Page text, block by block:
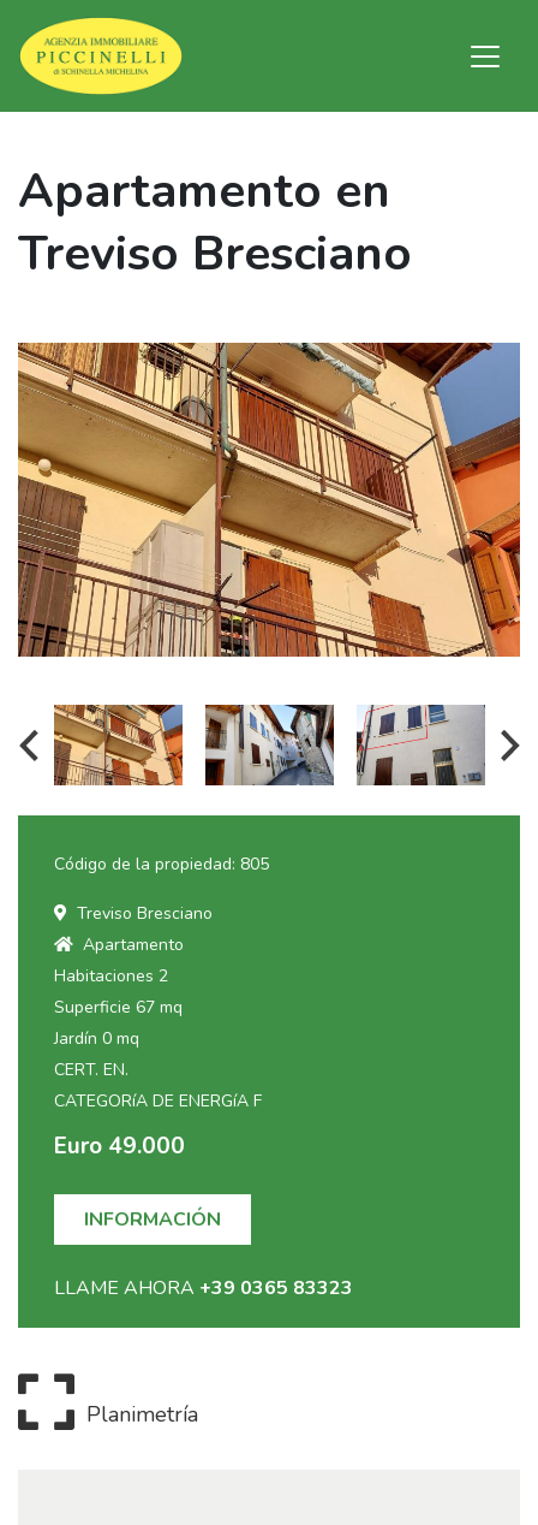
Apartamento en
Treviso Bresciano
Código de la propiedad: 805
Treviso Bresciano
Apartamento
Habitaciones 2
Superficie 67 mq
Jardín 0 mq
CERT. EN.
CATEGORíA DE ENERGíA F
Euro 49.000
INFORMACIÓN
LLAME AHORA +39 0365 83323
Planimetría